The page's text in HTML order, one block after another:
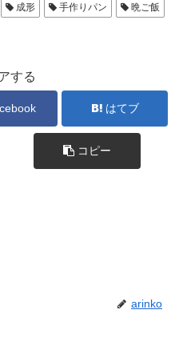
成形 手作りパン
晩ご飯
する
はてブ
コピー
arinko